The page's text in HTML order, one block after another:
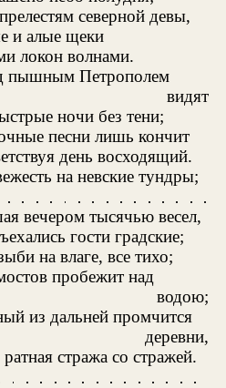
северной девы,
и алые щеки
локон волнами.
пышным Петрополем
видят
ночи без тени;
песни лишь кончит
день восходящий.
на невские тундры;
вечером тысячью весел,
гости градские;
на влаге, все тихо;
пробежит над
водою;
из дальней промчится
деревни,
стража со стражей.